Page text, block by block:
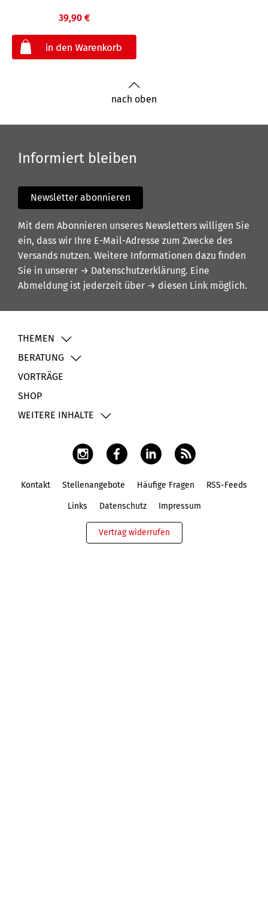
39,90 €
nach oben
Informiert bleiben
Newsletter abonnieren
Mit dem Abonnieren unseres Newsletters willigen Sie
ein, dass wir Ihre E-Mail-Adresse zum Zwecke des
Versands nutzen. Weitere Informationen dazu finden
Sie in unserer → Datenschutzerklärung. Eine
Abmeldung ist jederzeit über → diesen Link möglich.
THEMEN
BERATUNG
VORTRÄGE
SHOP
WEITERE INHALTE
Kontakt Stellenangebote Häufige Fragen RSS-Feeds
Links Datenschutz Impressum
Vertrag widerrufen